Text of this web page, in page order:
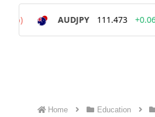
Home Education